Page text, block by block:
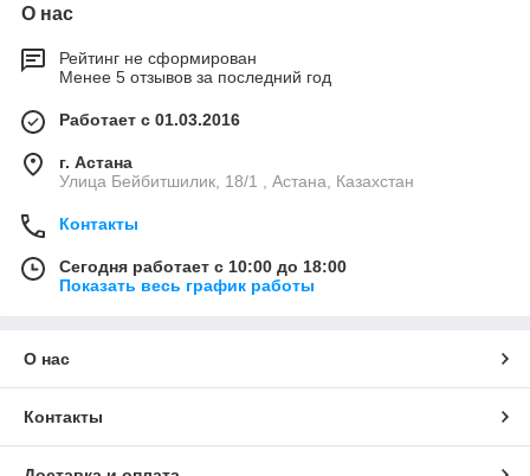
О нас
Рейтинг не сформирован
Менее 5 отзывов за последний год
Работает с 01.03.2016
г. Астана
Улица Бейбитшилик, 18/1 , Астана, Казахстан
Контакты
Сегодня работает с 10:00 до 18:00
Показать весь график работы
О нас
Контакты